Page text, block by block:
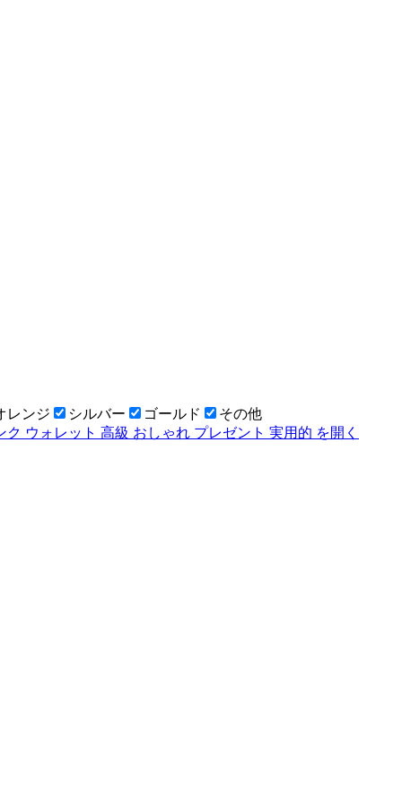
レンジ シルバー ゴールド
その他
ク ウォレット 高級 おしゃれ プレゼント 実用的 を開く